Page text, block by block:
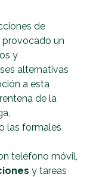
de
provocado un
y
alternativas
a esta
de la
las formales
teléfono móvil,
y tareas